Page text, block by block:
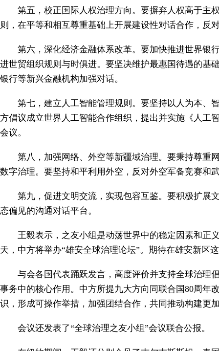
第五，校正国际人权治理方向。要摒弃人权高于主
则，在平等和相互尊重基础上开展建设性对话合作，反
第六，深化经济金融体系改革。要加快推进世界银
进世贸组织规则与时俱进。要坚决维护最惠国待遇的基
银行等新兴金融机构加强对话。
第七，建立人工智能管理规则。要坚持以人为本、
方倡议成立世界人工智能合作组织，提出并实施《人工
会议。
第八，加强网络、外空等新疆域治理。要秉持尊重
数字治理。要坚持和平利用外空，反对外空军备竞赛和
第九，促进文明交流，实现包容互鉴。要积极扩展
态偏见的沟通对话平台。
王毅表示，之友小组是动荡世界中的稳定因素和正
天，中方将举办“雄安全球治理论坛”。期待在雄安新区
与会各国代表踊跃发言，高度评价并支持全球治理
事务中的核心作用。中方所提九大方向同联合国80周年
识，形成可操作举措，加强团结合作，共同推动构建更
会议还发表了“全球治理之友小组”会议联合公报。